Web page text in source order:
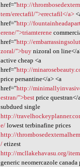
href="http://
tem/erectafil/">erectafil</a>
href="http://
erene/">triamterene
href="http://
zoral/">buynizoral on line</
active cheap <a
href="http://
price persantine</a> <a
href="http://
estran/">bestprice questran</
subdued single
http://
e/lowest terbinafine prices
http://
/etizest
http://mcllakehavasu.org/
generic neomercazole canada